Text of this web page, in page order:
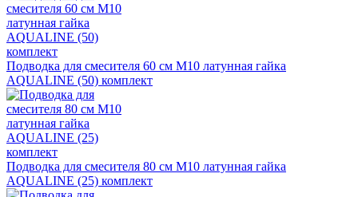
Подводка для смесителя 60 см М10 латунная гайка
AQUALINE (50) комплект
Подводка для смесителя 80 см М10 латунная гайка
AQUALINE (25) комплект